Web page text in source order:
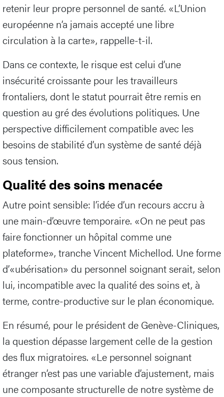
retenir leur propre personnel de santé. «L’Union
européenne n’a jamais accepté une libre
circulation à la carte», rappelle-t-il.
Dans ce contexte, le risque est celui d’une
insécurité croissante pour les travailleurs
frontaliers, dont le statut pourrait être remis en
question au gré des évolutions politiques. Une
perspective difficilement compatible avec les
besoins de stabilité d’un système de santé déjà
sous tension.
Qualité des soins menacée
Autre point sensible: l’idée d’un recours accru à
une main-d’œuvre temporaire. «On ne peut pas
faire fonctionner un hôpital comme une
plateforme», tranche Vincent Michellod. Une forme
d’«ubérisation» du personnel soignant serait, selon
lui, incompatible avec la qualité des soins et, à
terme, contre-productive sur le plan économique.
En résumé, pour le président de Genève-Cliniques,
la question dépasse largement celle de la gestion
des flux migratoires. «Le personnel soignant
étranger n’est pas une variable d’ajustement, mais
une composante structurelle de notre système de